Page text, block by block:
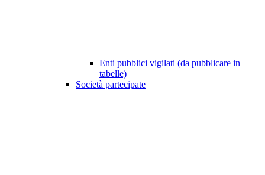
Enti pubblici vigilati (da pubblicare in
tabelle)
Società partecipate